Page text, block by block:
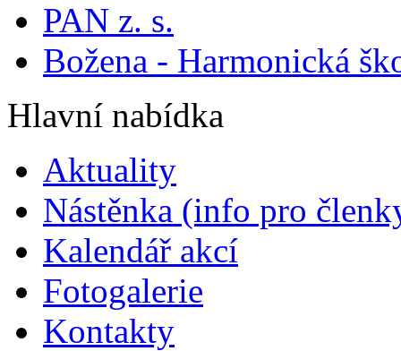
PAN z. s.
Božena - Harmonická
Hlavní nabídka
Aktuality
Nástěnka (info pro
Kalendář akcí
Fotogalerie
Kontakty